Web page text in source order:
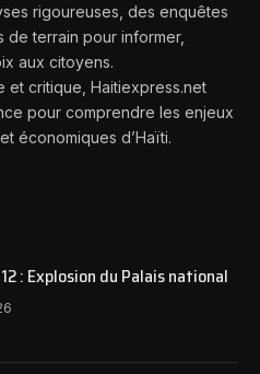
rigoureuses, des enquêtes
terrain pour informer,
aux citoyens.
et critique, Haitiexpress.net
pour comprendre les enjeux
économiques d’Haïti.
: Explosion du Palais national